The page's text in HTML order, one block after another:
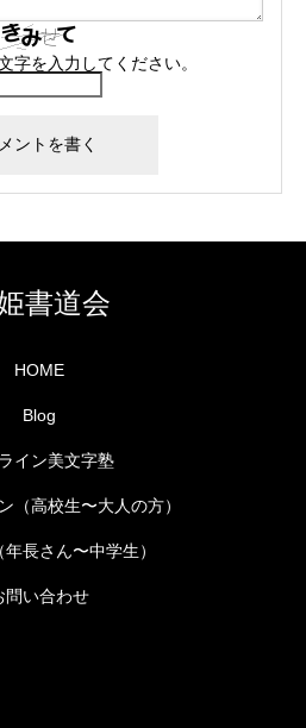
字を入力してください。
書道会
HOME
Blog
イン美文字塾
（高校生〜大人の方）
長さん〜中学生）
問い合わせ